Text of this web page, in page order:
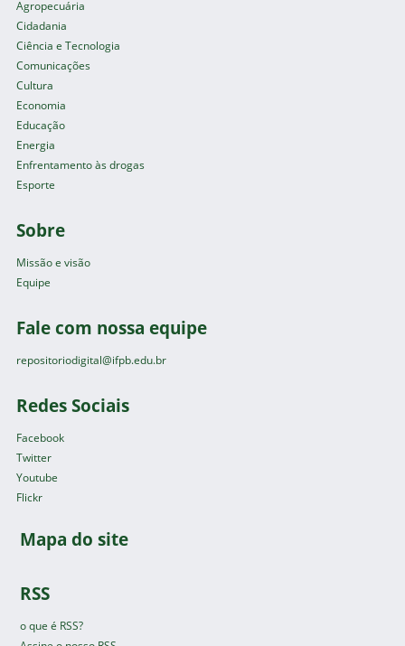
Agropecuária
Cidadania
Ciência e Tecnologia
Comunicações
Cultura
Economia
Educação
Energia
Enfrentamento às drogas
Esporte
Sobre
Missão e visão
Equipe
Fale com nossa equipe
repositoriodigital@ifpb.edu.br
Redes Sociais
Facebook
Twitter
Youtube
Flickr
Mapa do site
RSS
o que é RSS?